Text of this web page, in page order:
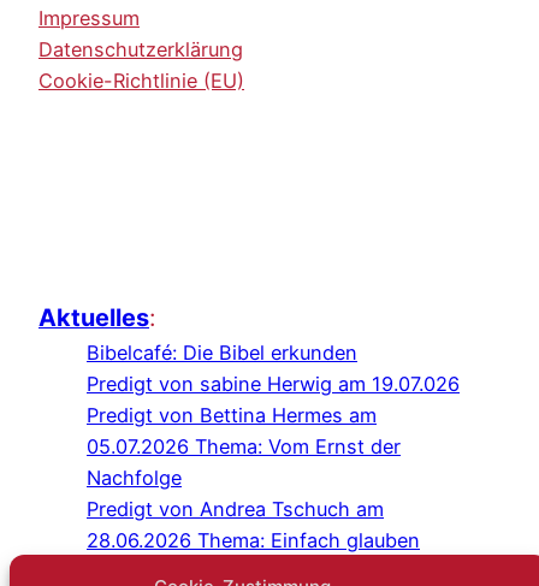
Impressum
Datenschutzerklärung
Cookie-Richtlinie (EU)
Aktuelles:
Bibelcafé: Die Bibel erkunden
Predigt von sabine Herwig am 19.07.026
Predigt von Bettina Hermes am
05.07.2026 Thema: Vom Ernst der
Nachfolge
Predigt von Andrea Tschuch am
28.06.2026 Thema: Einfach glauben